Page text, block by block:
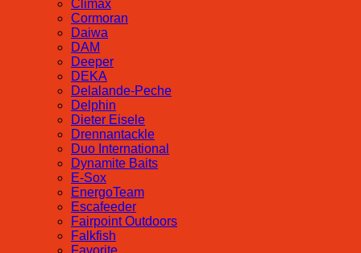
Climax
Cormoran
Daiwa
DAM
Deeper
DEKA
Delalande-Peche
Delphin
Dieter Eisele
Drennantackle
Duo International
Dynamite Baits
E-Sox
EnergoTeam
Escafeeder
Fairpoint Outdoors
Falkfish
Favorite